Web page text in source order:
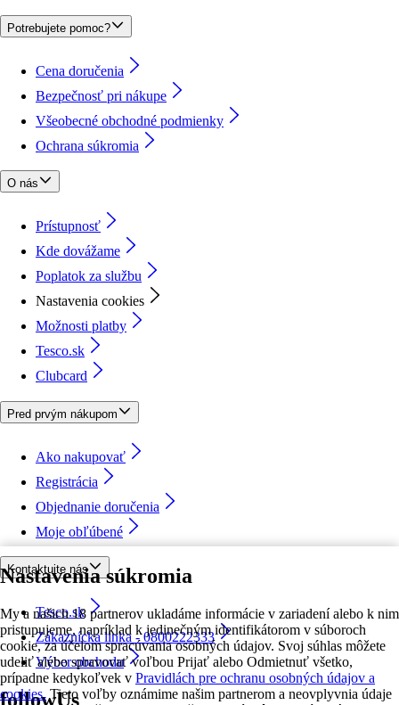
Nastavenia súkromia
My a našich 18 partnerov ukladáme informácie v zariadení alebo k nim
pristupujeme, napríklad k jedinečným identifikátorom v súboroch
cookie, za účelom spracúvania osobných údajov. Svoj súhlas môžete
udeliť alebo spravovať voľbou Prijať alebo Odmietnuť všetko,
prípadne kedykoľvek v Pravidlách pre ochranu osobných údajov a
cookies. Tieto voľby oznámime našim partnerom a neovplyvnia údaje
Potrebujete pomoc?
Cena doručenia
Bezpečnosť pri nákupe
Všeobecné obchodné podmienky
Ochrana súkromia
O nás
Prístupnosť
Kde dovážame
Poplatok za službu
Nastavenia cookies
Možnosti platby
Tesco.sk
Clubcard
Pred prvým nákupom
Ako nakupovať
Registrácia
Objednanie doručenia
Moje obľúbené
Kontaktujte nás
Tesco.sk
Zákaznícka linka - 0800222333
Výber obchodu
followUs